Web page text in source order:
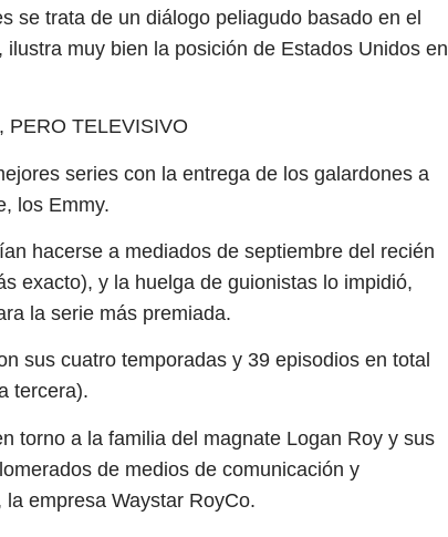
se trata de un diálogo peliagudo basado en el
muy bien la posición de Estados Unidos en
PERO TELEVISIVO
series con la entrega de los galardones a
los Emmy.
hacerse a mediados de septiembre del recién
exacto), y la huelga de guionistas lo impidió,
la serie más premiada.
sus cuatro temporadas y 39 episodios en total
tercera).
torno a la familia del magnate Logan Roy y sus
de medios de comunicación y
empresa Waystar RoyCo.